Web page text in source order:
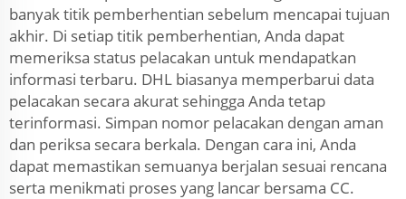
banyak titik pemberhentian sebelum mencapai tujuan
akhir. Di setiap titik pemberhentian, Anda dapat
memeriksa status pelacakan untuk mendapatkan
informasi terbaru. DHL biasanya memperbarui data
pelacakan secara akurat sehingga Anda tetap
terinformasi. Simpan nomor pelacakan dengan aman
dan periksa secara berkala. Dengan cara ini, Anda
dapat memastikan semuanya berjalan sesuai rencana
serta menikmati proses yang lancar bersama CC.